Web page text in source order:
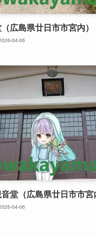
広島県廿日市市宮内）
04-06
堂（広島県廿日市市宮
04-06